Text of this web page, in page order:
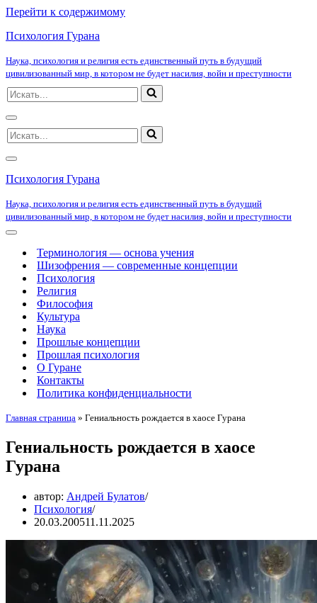
Перейти к содержимому
Психология Гурана
Наука, психология и религия есть единственный путь в будущий
цивилизованный мир, в котором не будет насилия, войн и преступности
Искать...
Меню
навигации
Искать...
Меню
навигации
Психология Гурана
Наука, психология и религия есть единственный путь в будущий
цивилизованный мир, в котором не будет насилия, войн и преступности
Меню
навигацииТерминология — основа учения
Шизофрения — современные концепции
Психология
Религия
Философия
Культура
Наука
Прошлые концепции
Прошлая психология
О Гуране
Контакты
Политика конфиденциальности
Главная страница » Гениальность рождается в хаосе Гурана
Гениальность рождается в хаосе
Гурана
автор: Андрей Булатов
Психология
20.03.200511.11.2025